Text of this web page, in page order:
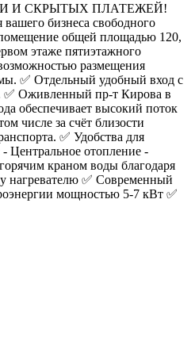
И СКРЫТЫХ ПЛАТЕЖЕЙ!
бизнеса свободного
общей площадью 120,
этаже пятиэтажного
размещения
✅ Отдельный удобный вход с
✅ Оживленный пр-т Кирова в
обеспечивает высокий поток
числе за счёт близости
✅ Удобства для
Центральное отопление -
краном воды благодаря
нагревателю ✅ Современный
мощностью 5-7 кВт ✅